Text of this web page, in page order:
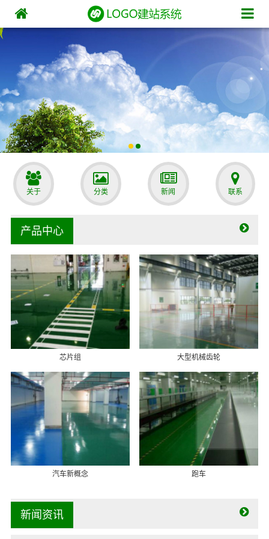
关于 分类 新闻 联系
产品中心
芯片组 大型机械齿轮
汽车新概念 跑车
新闻资讯